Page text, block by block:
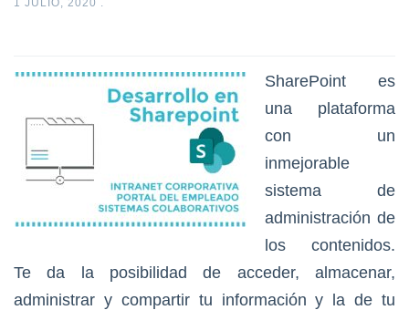
1 JULIO, 2020 .
SharePoint es
una plataforma
con un
inmejorable
sistema de
administración de
los contenidos.
Te da la posibilidad de acceder, almacenar,
administrar y compartir tu información y la de tu